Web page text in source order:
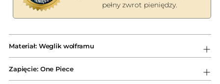
pełny zwrot pieniędzy.
do
koszyka
Materiał: Weglik wolframu
Zapięcie: One Piece